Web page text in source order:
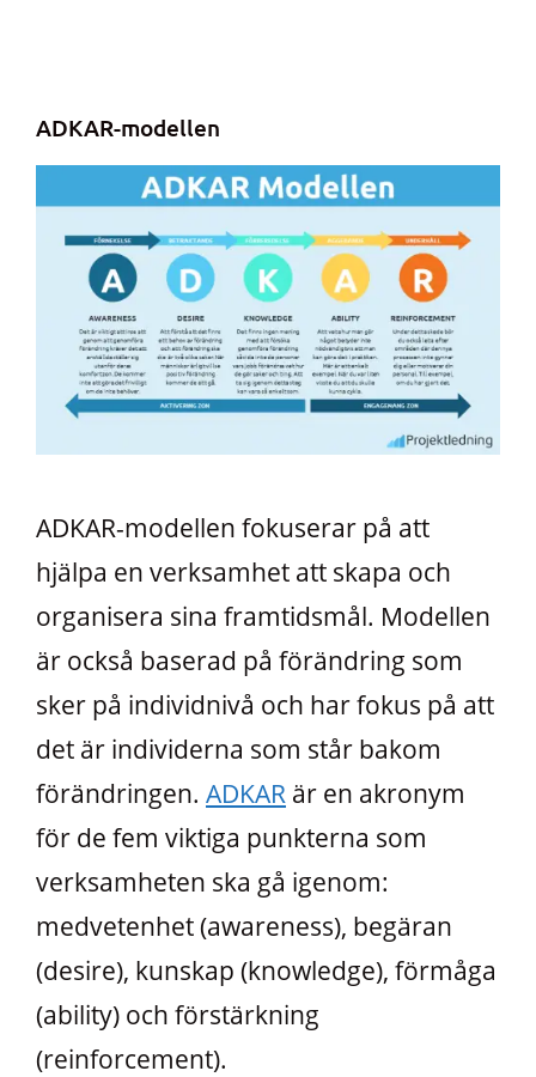
ADKAR-modellen
ADKAR-modellen fokuserar på att
hjälpa en verksamhet att skapa och
organisera sina framtidsmål. Modellen
är också baserad på förändring som
sker på individnivå och har fokus på att
det är individerna som står bakom
förändringen. ADKAR är en akronym
för de fem viktiga punkterna som
verksamheten ska gå igenom:
medvetenhet (awareness), begäran
(desire), kunskap (knowledge), förmåga
(ability) och förstärkning
(reinforcement).